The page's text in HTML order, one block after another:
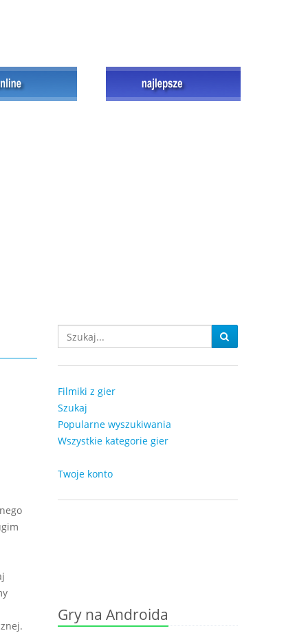
Filmiki z gier
Szukaj
Popularne wyszukiwania
Wszystkie kategorie gier
Twoje konto
Gry na Androida